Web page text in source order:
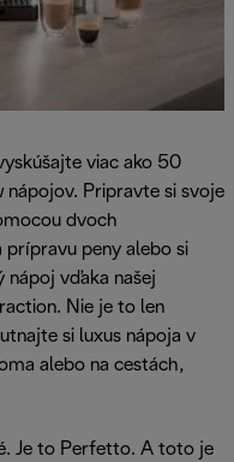
viac ako 50
Pripravte si svoje
dvoch
peny alebo si
nápoj vďaka našej
Nie je to len
si luxus nápoja v
alebo na cestách,
Je to Perfetto. A toto je